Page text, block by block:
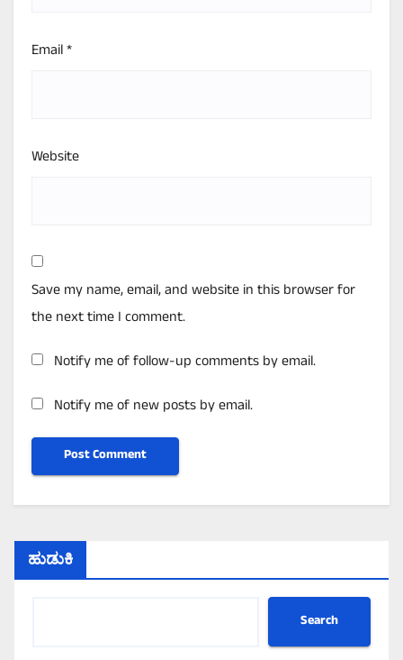
Email*
Website
Save my name, email, and website in this browser for
the next time I comment.
Notify me of follow-up comments by email.
Notify me of new posts by email.
ಹುಡುಕಿ
Search